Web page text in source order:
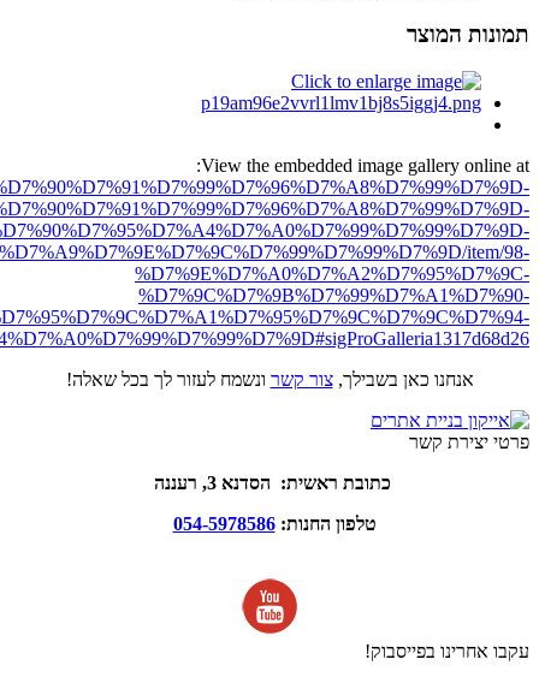
תמונות המוצר
View the embedded image gallery online at:
item/98-
%D7%9E%D7%A0%D7%A2%D7%95%D7%9C-
%D7%9C%D7%9B%D7%99%D7%A1%D7%90-
אנחנו כאן בשבילך,צור קשר ונשמח לעזור לך בכל שאלה!
פרטי יצירת קשר
כתובת ראשית: הסדנא 3, רעננה
טלפון החנות:054-5978586
עקבו אחרינו בפייסבוק!